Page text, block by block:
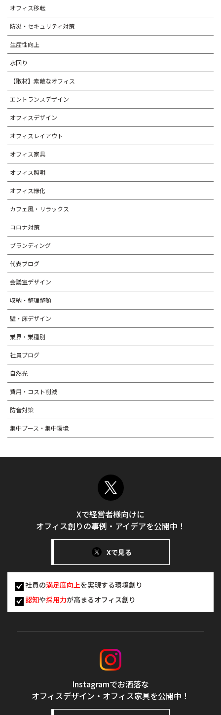
オフィス移転
防災・セキュリティ対策
生産性向上
水回り
【取材】素敵なオフィス
エントランスデザイン
オフィスデザイン
オフィスレイアウト
オフィス家具
オフィス照明
オフィス緑化
カフェ風・リラックス
コロナ対策
ブランディング
代表ブログ
会議室デザイン
収納・整理整頓
壁・床デザイン
業界・業種別
社員ブログ
自然光
費用・コスト削減
防音対策
集中ブース・集中環境
Xで経営者様向けに
オフィス創りの事例・アイデアを公開中！
Xで見る
社員の満足度向上を実現する環境創り
認知や採用力が高まるオフィス創り
Instagramでお洒落な
オフィスデザイン・オフィス家具を公開中！